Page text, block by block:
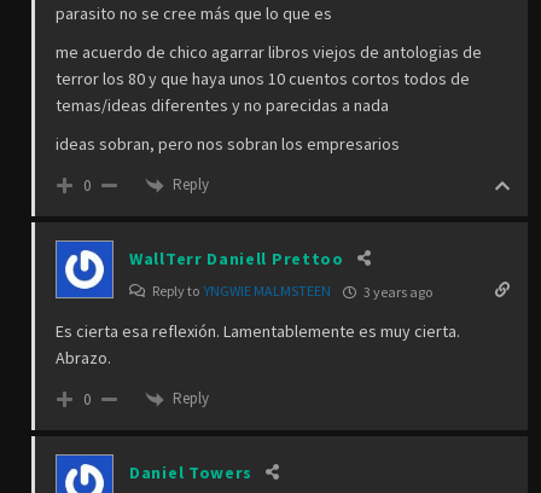
parasito no se cree más que lo que es
me acuerdo de chico agarrar libros viejos de antologias de
terror los 80 y que haya unos 10 cuentos cortos todos de
temas/ideas diferentes y no parecidas a nada
ideas sobran, pero nos sobran los empresarios
0 Reply
WallTerr Daniell Prettoo
Reply toYNGWIE MALMSTEEN 3 years ago
Es cierta esa reflexión. Lamentablemente es muy cierta.
Abrazo.
0 Reply
Daniel Towers